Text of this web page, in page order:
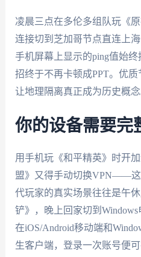
凌晨三点在多伦多组队玩《
连接切到芝加哥节点直连上
手机屏幕上显示的ping值始终
招终于不再卡顿成PPT。优质
让地理隔离真正成为历史概念
你的设备需要完
用手机玩《和平精英》时开
盟》又得手动切换VPN——
代玩家的真实场景往往是午
铲》，晚上回家切到Windows
在iOS/Android移动端和
生客户端，登录一次账号便